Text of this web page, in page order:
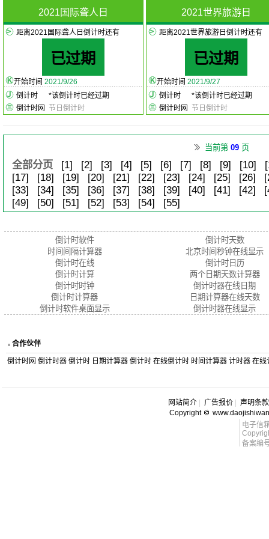
2021国际聋人日
距离2021国际聋人日倒计时还有
已过期
开始时间 2021/9/26
倒计时
*该倒计时已经过期
倒计时网
节日倒计时
2021世界旅游日
距离2021世界旅游日倒计时还有
已过期
开始时间 2021/9/27
倒计时
*该倒计时已经过期
倒计时网
节日倒计时
当前第 09 页
全部分页 [1] [2] [3] [4] [5] [6] [7] [8] [9] [10]
[17]
[18] [19] [20] [21] [22] [23] [24] [25] [26]
[33]
[34] [35] [36] [37] [38] [39] [40] [41] [42]
[49]
[50] [51] [52] [53] [54] [55]
倒计时软件
时间间隔计算器
倒计时在线
倒计时计算
倒计时时钟
倒计时计算器
倒计时软件桌面显示
倒计时天数
北京时间秒钟在线显示
倒计时日历
两个日期天数计算器
倒计时器在线日期
日期计算器在线天数
倒计时器在线显示
合作伙伴
倒计时网 倒计时器 倒计时 日期计算器 倒计时 在线倒计时 时间计算器 计时器 在线
网站简介 广告报价
声明条款
Copyright
电子信
备案编